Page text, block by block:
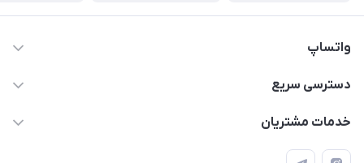
واتساپ
09933276933 واتس اپ و اینستاگرام - فقط
دسترسی سریع
حساب کاربری
خدمات مشتریان
قوانین و مقررات